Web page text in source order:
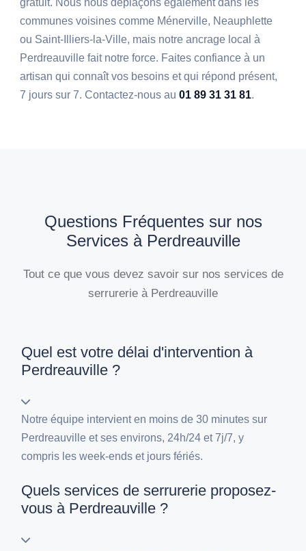
gratuit. Nous nous déplaçons également dans les
communes voisines comme Ménerville, Neauphlette
ou Saint-Illiers-la-Ville, mais notre ancrage local à
Perdreauville fait notre force. Faites confiance à un
artisan qui connaît vos besoins et qui répond présent,
7 jours sur 7. Contactez-nous au01 89 31 31 81.
Questions Fréquentes sur nos
Services à Perdreauville
Tout ce que vous devez savoir sur nos services de
serrurerie à Perdreauville
Quel est votre délai d'intervention à
Perdreauville ?
Notre équipe intervient en moins de 30 minutes sur
Perdreauville et ses environs, 24h/24 et 7j/7, y
compris les week-ends et jours fériés.
Quels services de serrurerie proposez-
vous à Perdreauville ?